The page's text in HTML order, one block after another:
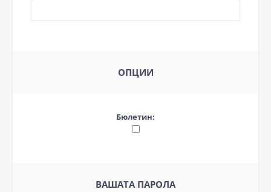
ОПЦИИ
Бюлетин:
ВАШАТА ПАРОЛА